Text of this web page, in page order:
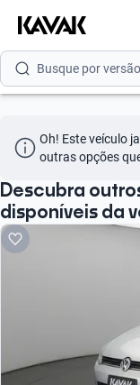
Busque por modelo
Busque por versão
Busque por marca
Busque por
Busque por versão
Oh! Este veículo
outras opções
Descubra
disponíveis da